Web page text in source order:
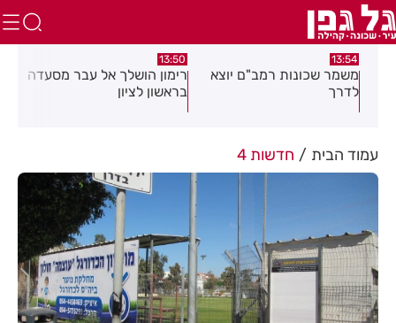
13:54
משמר שכונות רמב"ם יוצא
לדרך
13:50
רימון הושלך אל עבר מסעדה
בראשון לציון
עמוד הבית חדשות 4